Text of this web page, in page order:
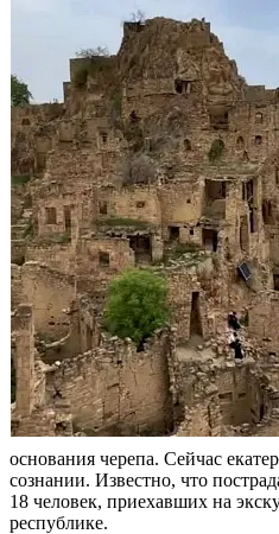
основания черепа. Сейчас
сознании. Известно, что
18 человек, приехавших на
республике.